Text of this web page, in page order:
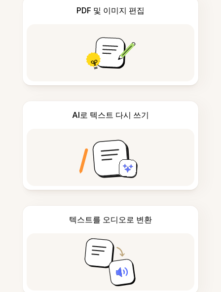
PDF 및 이미지 편집
AI로 텍스트 다시 쓰기
텍스트를 오디오로 변환